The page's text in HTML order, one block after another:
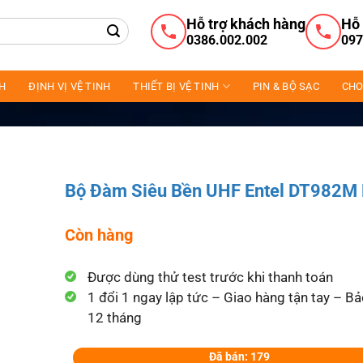
Hỗ trợ khách hàng
0386.002.002
Hỗ
ĐỊNH VỊ VỆ TINH THIẾT BỊ VỆ TINH PIN & BỘ SẠC
Bộ Đàm Siêu Bền UHF Entel DT982M
Còn hàng
Được dùng thử test trước khi thanh toán
1 đổi 1 ngay lập tức – Giao hàng tận tay –
12 tháng
Đã bán: 179